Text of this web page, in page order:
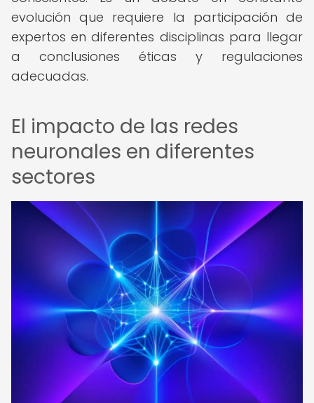
evolución que requiere la participación de
expertos en diferentes disciplinas para llegar
a conclusiones éticas y regulaciones
adecuadas.
El impacto de las redes
neuronales en diferentes
sectores